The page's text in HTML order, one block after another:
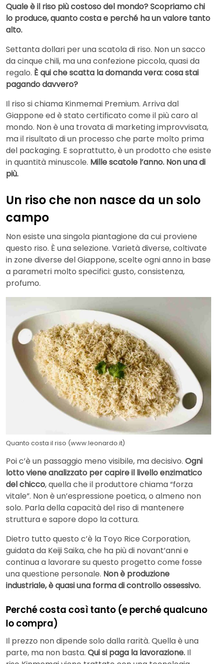
Quale è il riso più costoso del mondo? Scopriamo chi
lo produce, quanto costa e perché ha un valore tanto
alto.
Settanta dollari per una scatola di riso. Non un sacco
da cinque chili, ma una confezione piccola, quasi da
regalo. È qui che scatta la domanda vera: cosa stai
pagando davvero?
Il riso si chiama Kinmemai Premium. Arriva dal
Giappone ed è stato certificato come il più caro al
mondo. Non è una trovata di marketing improvvisata,
ma il risultato di un processo che parte molto prima
del packaging. E soprattutto, è un prodotto che esiste
in quantità minuscole. Mille scatole l’anno. Non una di
più.
Un riso che non nasce da un solo
campo
Non esiste una singola piantagione da cui proviene
questo riso. È una selezione. Varietà diverse, coltivate
in zone diverse del Giappone, scelte ogni anno in base
a parametri molto specifici: gusto, consistenza,
profumo.
Quanto costa il riso (www.leonardo.it)
Poi c’è un passaggio meno visibile, ma decisivo. Ogni
lotto viene analizzato per capire il livello enzimatico
del chicco, quella che il produttore chiama “forza
vitale”. Non è un’espressione poetica, o almeno non
solo. Parla della capacità del riso di mantenere
struttura e sapore dopo la cottura.
Dietro tutto questo c’è la Toyo Rice Corporation,
guidata da Keiji Saika, che ha più di novant’anni e
continua a lavorare su questo progetto come fosse
una questione personale. Non è produzione
industriale, è quasi una forma di controllo ossessivo.
Perché costa così tanto (e perché qualcuno
lo compra)
Il prezzo non dipende solo dalla rarità. Quella è una
parte, ma non basta. Qui si paga la lavorazione. Il